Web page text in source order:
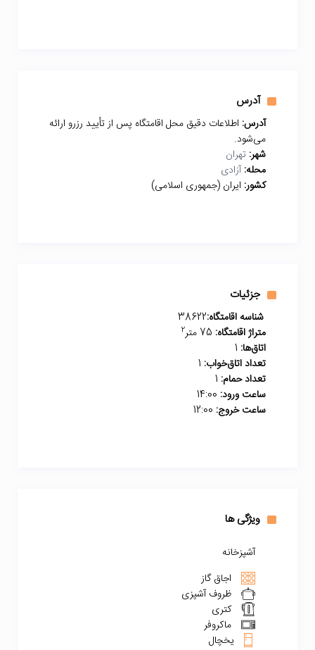
آدرس
آدرس: اطلاعات دقیق محل اقامتگاه پس از تأیید رزرو ارائه
می‌شود.
شهر: تهران
محله: آزادی
کشور: ایران (جمهوری اسلامی)
جزئیات
شناسه اقامتگاه:38622
متراژ اقامتگاه:
2
اتاق‌ها:
تعداد اتاق‌خواب:
تعداد حمام:
ساعت ورود:
ساعت خروج:
ویژگی ها
آشپزخانه
اجاق گاز
ظروف آشپزی
کتری
ماکروفر
یخچال